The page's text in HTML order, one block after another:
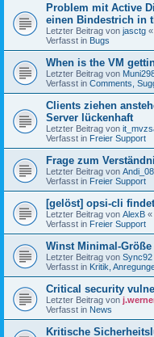
Problem mit Active
einen Bindestrich in
Letzter Beitrag von jasctg «
Verfasst in Bugs
When is the VM
Letzter Beitrag von
Verfasst in Comments,
Clients ziehen
Server lückenhaft
Letzter Beitrag von
Verfasst in Freier Support
Frage zum
Letzter Beitrag von
Verfasst in Freier Support
[gelöst] opsi-cli
Letzter Beitrag von AlexB «
Verfasst in Freier Support
Winst Minimal-
Letzter Beitrag von Sync92
Verfasst in Kritik,
Critical security
Letzter Beitrag von
Verfasst in News
Kritische